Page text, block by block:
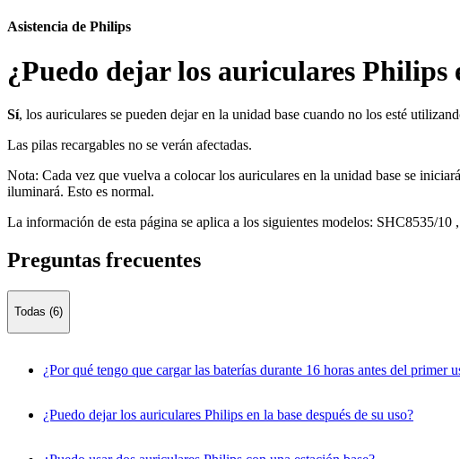
Asistencia de Philips
¿Puedo dejar los auriculares Philips
Sí, los auriculares se pueden dejar en la unidad base cuando no los esté
Las pilas recargables no se verán afectadas.
Nota: Cada vez que vuelva a colocar los auriculares en la unidad base se
iluminará. Esto es normal.
La información de esta página se aplica a los siguientes modelos: SHC8535/10 ,
Preguntas frecuentes
Todas (6)
¿Por qué tengo que cargar las baterías durante 16 horas antes del primer
¿Puedo dejar los auriculares Philips en la base después de su uso?